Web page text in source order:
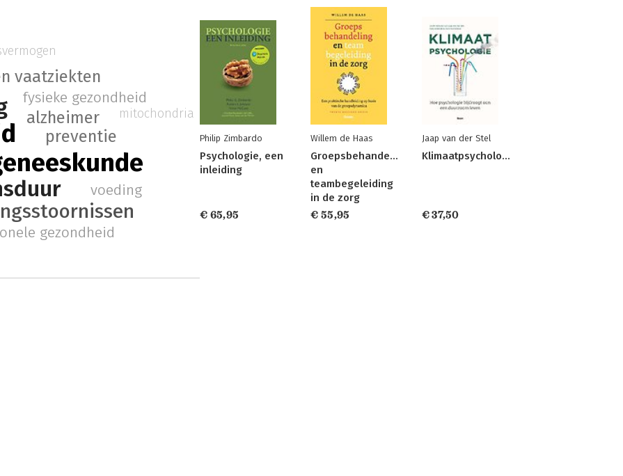
vaatziekten
alzheimer
preventie
gezondheid
fysieke gezondheid
voeding
mitochondria
Philip Zimbardo
Psychologie, een
inleiding
€ 65,95
Willem de Haas
Groepsbehandeling
en
teambegeleiding
in de zorg
€ 55,95
Jaap van der Stel
Klimaatpsychologie
€ 37,50